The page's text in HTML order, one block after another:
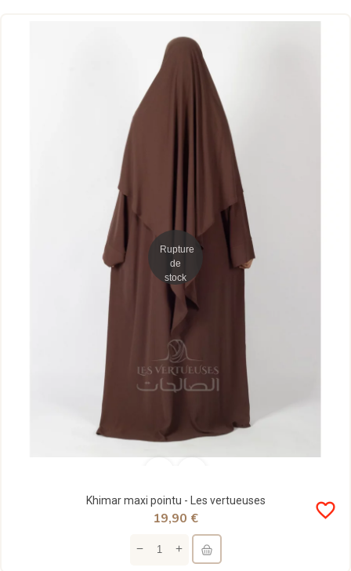
Rupture
de
stock
Khimar maxi pointu - Les vertueuses favorite_border
19,90 €